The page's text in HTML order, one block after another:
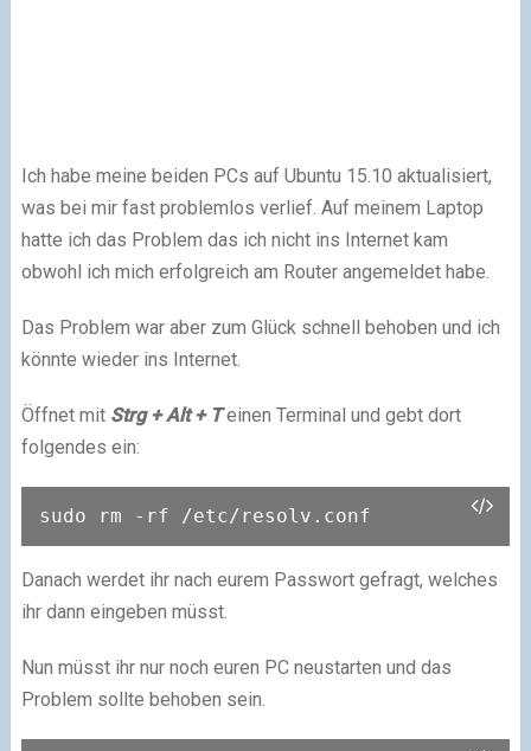
Ich habe meine beiden PCs auf Ubuntu 15.10 aktualisiert,
was bei mir fast problemlos verlief. Auf meinem Laptop
hatte ich das Problem das ich nicht ins Internet kam
obwohl ich mich erfolgreich am Router angemeldet habe.
Das Problem war aber zum Glück schnell behoben und ich
könnte wieder ins Internet.
Öffnet mit Strg + Alt + Teinen Terminal und gebt dort
folgendes ein:
sudo rm -rf /etc/resolv.conf
Danach werdet ihr nach eurem Passwort gefragt, welches
ihr dann eingeben müsst.
Nun müsst ihr nur noch euren PC neustarten und das
Problem sollte behoben sein.